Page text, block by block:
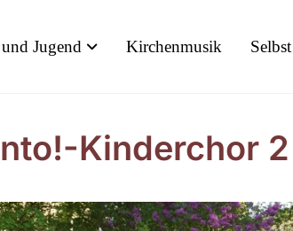
Jugend Kirchenmusik
Kinderchor 2